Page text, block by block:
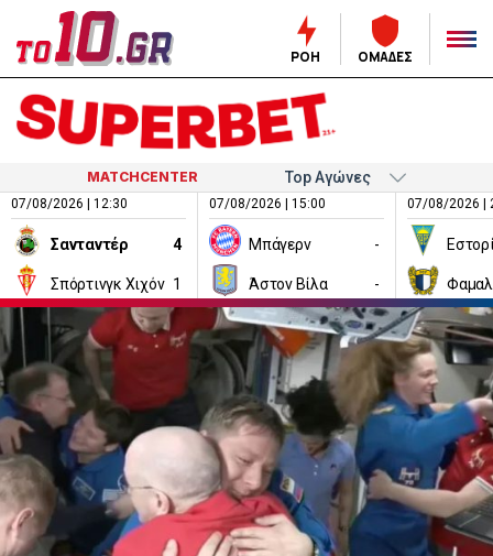
ΡΟΗ ΟΜΑΔΕΣ
MATCHCENTER
07/08/2026 | 12:30
Σανταντέρ 4
Σπόρτινγκ Χιχόν 1
07/08/2026 | 15:00
Μπάγερν -
Άστον Βίλα -
07/08/2026 |